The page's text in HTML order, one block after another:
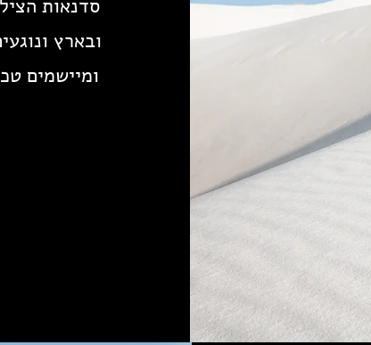
סדנאות
ובארץ
ומיישמים